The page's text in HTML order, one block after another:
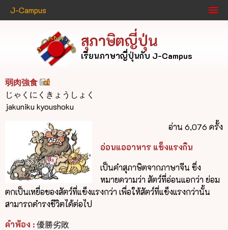
J-Campus
สุภาษิตญี่ปุ่น
เรียนภาษาญี่ปุ่นกับ J-Campus
弱肉強食
じゃくにくきょうしょく
jakuniku kyoushoku
อ่าน 6,076 ครั้ง
อ่อนแออาหาร แข็งแรงกิน
เป็นคำสุภาษิตจากภาษาจีน ซึ่ง
หมายความว่า สัตว์ที่อ่อนแอกว่า ย่อม
ตกเป็นเหยื่อของสัตว์ที่แข็งแรงกว่า เพื่อให้สัตว์ที่แข็งแรงกว่านั้น
สามารถดำรงชีวิตได้ต่อไป
คำพ้อง :優勝劣敗